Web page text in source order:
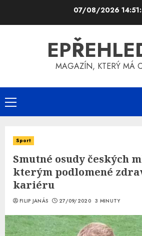
07/08/2026
MAGAZÍN, KTERÝ MÁ
Primary
Menu
Sport
Smutné osudy českých
kterým podlomené
kariéru
FILIP JANÁS 27/09/2020 3 MINUTY